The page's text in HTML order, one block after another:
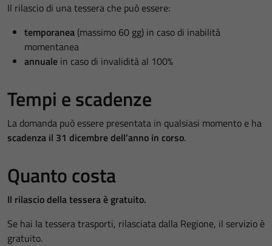
Il rilascio di una tessera che può essere:
temporanea (massimo 60 gg) in caso di inabilità
momentanea
annuale in caso di invalidità al 100%
Tempi e scadenze
La domanda può essere presentata in qualsiasi momento e ha
scadenza il 31 dicembre dell’anno in corso.
Quanto costa
Il rilascio della tessera è gratuito.
Se hai la tessera trasporti, rilasciata dalla Regione, il servizio è
gratuito.